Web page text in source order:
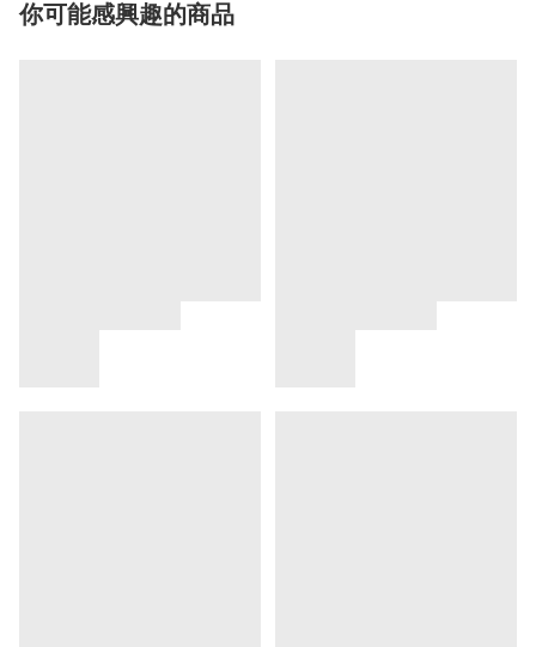
你可能感興趣的商品